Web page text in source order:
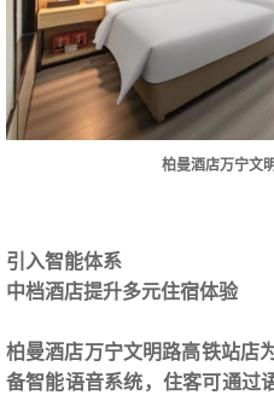
柏曼酒店万宁文
引入智能体系
中档酒店提升多元住宿体验
柏曼酒店万宁文明路高铁站店
备智能语音系统，住客可通过